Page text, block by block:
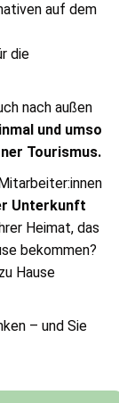
auf dem
die
nach außen
und umso
Tourismus.
Unterkunft
Heimat, das
bekommen?
Hause
– und Sie